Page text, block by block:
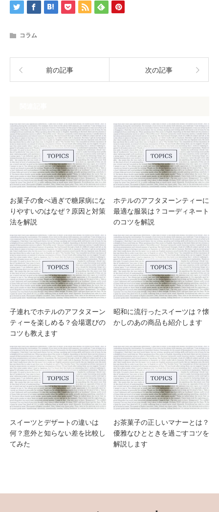
コラム
前の記事 次の記事
お菓子の食べ過ぎで糖尿病にな
りやすいのはなぜ？原因と対策
法を解説
ホテルのアフタヌーンティーに
最適な服装は？コーディネート
のコツを解説
子連れでホテルのアフタヌーン
ティーを楽しめる？会場選びの
コツも教えます
昭和に流行ったスイーツは？懐
かしのあの商品も紹介します
スイーツとデザートの違いは
何？意外と知らない差を比較し
てみた
お茶菓子の正しいマナーとは？
優雅なひとときを過ごすコツを
解説します